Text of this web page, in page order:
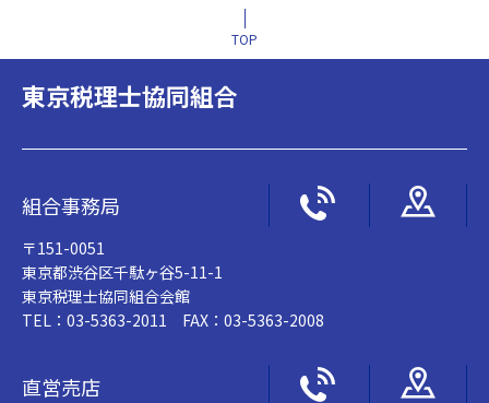
TOP
東京税理士協同組合
組合事務局
〒151-0051
東京都渋谷区千駄ヶ谷5-11-1
東京税理士協同組合会館
TEL：03-5363-2011 FAX：03-5363-2008
直営売店